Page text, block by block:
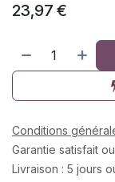
23,97 €
Conditions
Garantie satisfait
Livraison : 5 jours